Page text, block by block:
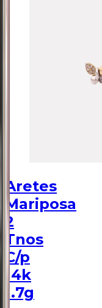
Aretes
Mariposa
2
Tnos
C/p
14k
1.7g